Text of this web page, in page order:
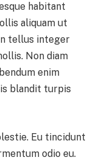
habitant
aliquam ut
tellus integer
Non diam
enim
blandit turpis
Eu tincidunt
odio eu.